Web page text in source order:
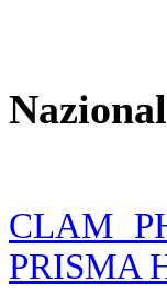
CLAM
PRISMA